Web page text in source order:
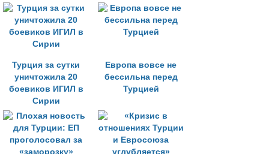
Турция за сутки
уничтожила 20
боевиков ИГИЛ в
Сирии
Европа вовсе не
бессильна перед
Турцией